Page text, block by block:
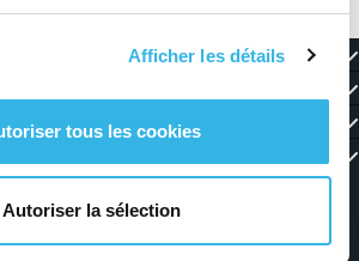
Afficher les détails
tous les cookies
Autoriser la sélection
PDF
nous !
Vie privée